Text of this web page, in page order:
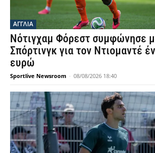
ΑΓΓΛΙΑ
Νότιγχαμ Φόρεστ συμφώνησε
Σπόρτινγκ για τον Ντιομαντέ
ευρώ
Sportlive Newsroom - 08/08/2026 18:40